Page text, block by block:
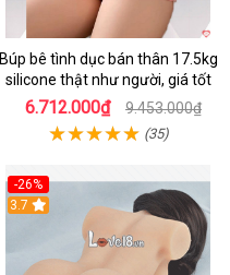
Búp bê tình dục bán thân 17.5kg
silicone thật như người, giá tốt
6.712.000₫ 9.453.000₫
(35)
-26%
3.7